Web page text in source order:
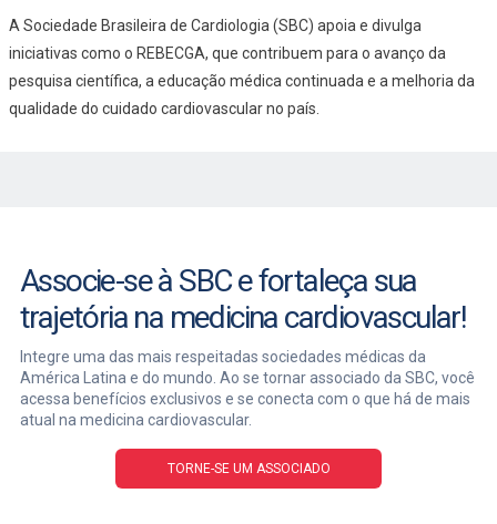
A Sociedade Brasileira de Cardiologia (SBC) apoia e divulga
iniciativas como o REBECGA, que contribuem para o avanço da
pesquisa científica, a educação médica continuada e a melhoria da
qualidade do cuidado cardiovascular no país.
Associe-se à SBC e fortaleça sua
trajetória na medicina cardiovascular!
Integre uma das mais respeitadas sociedades médicas da
América Latina e do mundo. Ao se tornar associado da SBC, você
acessa benefícios exclusivos e se conecta com o que há de mais
atual na medicina cardiovascular.
TORNE-SE UM ASSOCIADO